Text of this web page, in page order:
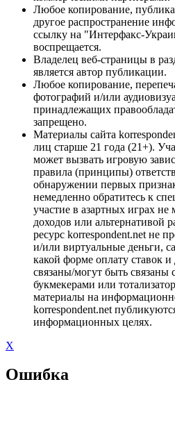
Любое копирование,
другое распространение
ссылку на "Интерфакс-
воспрещается.
Владелец веб-страницы в
является автор публикации.
Любое копирование,
фотографий и/или
принадлежащих
запрещено.
Материалы сайта
лиц старше 21 года (21+).
может вызвать игровую
правила (принципы)
обнаружении первых
немедленно обратитесь к
участие в азартных играх
доходов или
ресурс korrespondent.net не
и/или виртуальные деньги,
какой форме оплату ставок
связаны/могут быть связаны
букмекерами или
материалы на
korrespondent.net
информационных целях.
X
Ошибка